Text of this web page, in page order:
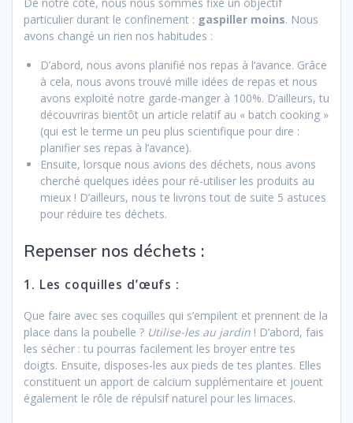
particulier durant le confinement : gaspiller moins. Nous
avons changé un rien nos habitudes :
D’abord, nous avons planifié nos repas à l’avance. Grâce
à cela, nous avons trouvé mille idées de repas et nous
avons exploité notre garde-manger à 100%. D’ailleurs, tu
découvriras bientôt un article relatif au « batch cooking »
(qui est le terme un peu plus scientifique pour dire :
planifier ses repas à l’avance).
Ensuite, lorsque nous avions des déchets, nous avons
cherché quelques idées pour ré-utiliser les produits au
mieux ! D’ailleurs, nous te livrons tout de suite 5 astuces
pour réduire tes déchets.
Repenser nos déchets :
1. Les coquilles d’œufs :
Que faire avec ses coquilles qui s’empilent et prennent de la
place dans la poubelle ? Utilise-les au jardin ! D’abord, fais
les sécher : tu pourras facilement les broyer entre tes
doigts. Ensuite, disposes-les aux pieds de tes plantes. Elles
constituent un apport de calcium supplémentaire et jouent
également le rôle de répulsif naturel pour les limaces.